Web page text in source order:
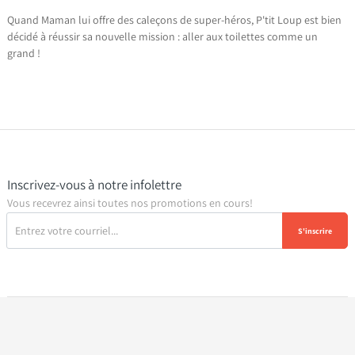
Quand Maman lui offre des caleçons de super-héros, P'tit Loup est bien
décidé à réussir sa nouvelle mission : aller aux toilettes comme un
grand !
Inscrivez-vous à notre infolettre
Vous recevrez ainsi toutes nos promotions en cours!
S'inscrire